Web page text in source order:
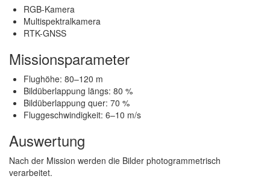
RGB-Kamera
Multispektralkamera
RTK-GNSS
Missionsparameter
Flughöhe: 80–120 m
Bildüberlappung längs: 80 %
Bildüberlappung quer: 70 %
Fluggeschwindigkeit: 6–10 m/s
Auswertung
Nach der Mission werden die Bilder photogrammetrisch
verarbeitet.